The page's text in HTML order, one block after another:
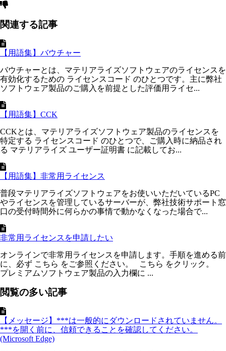
関連する記事
【用語集】バウチャー
バウチャーとは、マテリアライズソフトウェアのライセンスを
有効化するための ライセンスコード のひとつです。主に弊社
ソフトウェア製品のご購入を前提とした評価用ライセ...
【用語集】CCK
CCKとは、マテリアライズソフトウェア製品のライセンスを
特定する ライセンスコード のひとつで、ご購入時に納品され
る マテリアライズ ユーザー証明書 に記載してお...
【用語集】非常用ライセンス
普段マテリアライズソフトウェアをお使いいただいているPC
やライセンスを管理しているサーバーが、弊社技術サポート窓
口の受付時間外に何らかの事情で動かなくなった場合で...
非常用ライセンスを申請したい
オンラインで非常用ライセンスを申請します。手順を進める前
に、必ず こちら をご参照ください。 こちら をクリック。
プレミアムソフトウェア製品の入力欄に ...
閲覧の多い記事
【メッセージ】***は一般的にダウンロードされていません。
***を開く前に、信頼できることを確認してください。
(Microsoft Edge)